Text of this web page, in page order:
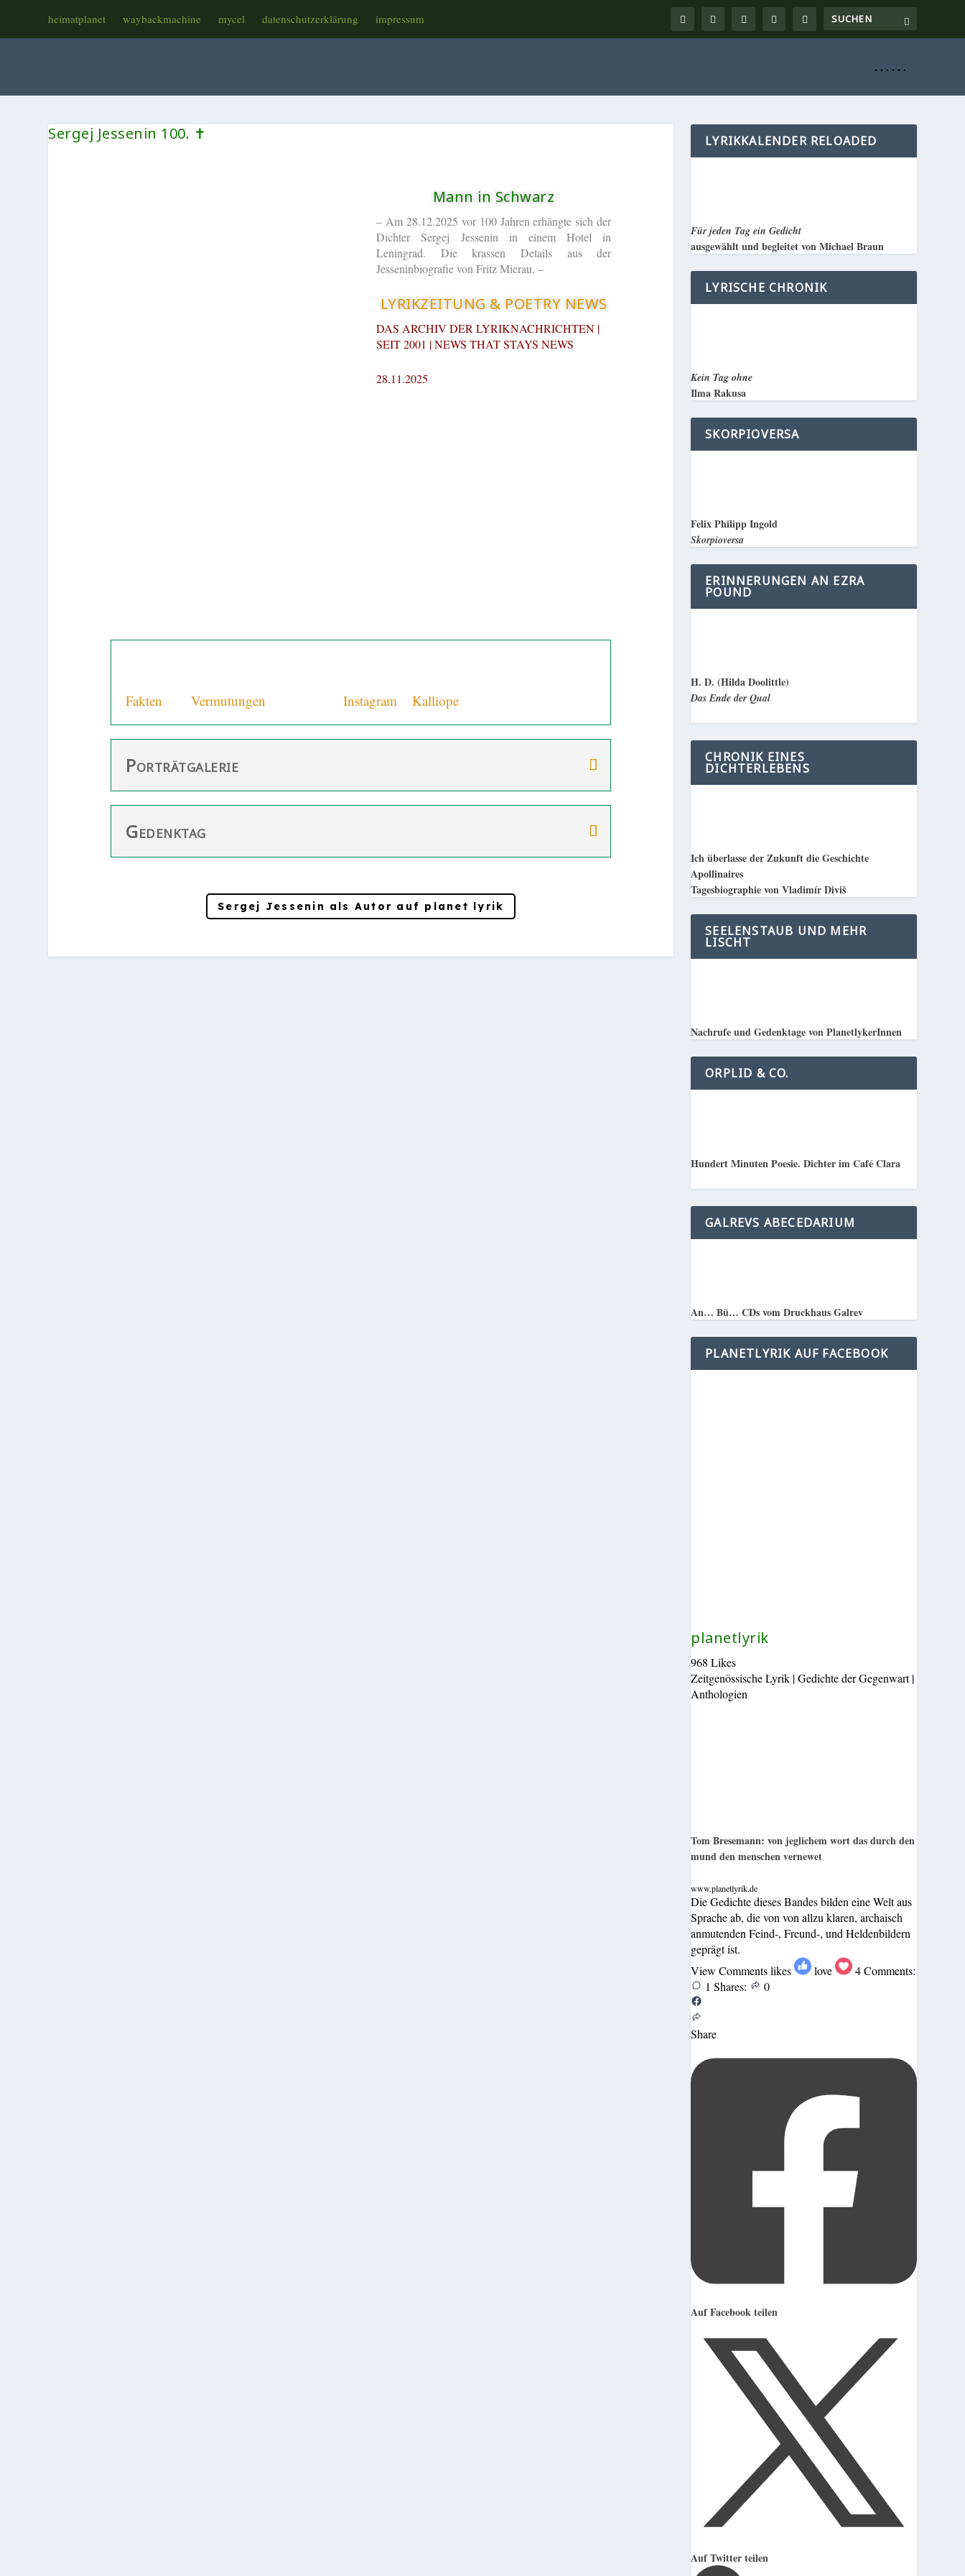
heimatplanet waybackmachine mycel datenschutzerklärung impressum
. . . . . .
Sergej Jessenin 100. ✝︎
Mann in Schwarz
– Am 28.12.2025 vor 100 Jahren erhängte sich der
Dichter Sergej Jessenin in einem Hotel in
Leningrad. Die krassen Details aus der
Jesseninbiografie von Fritz Mierau. –
LYRIKZEITUNG & POETRY NEWS
DAS ARCHIV DER LYRIKNACHRICHTEN |
SEIT 2001 | NEWS THAT STAYS NEWS
28.11.2025
Fakten undVermutungen zum Autor +Instagram +Kalliope
Porträtgalerie
Gedenktag
Sergej Jessenin als Autor auf planet lyrik
LYRIKKALENDER RELOADED
Für jeden Tag ein Gedicht
ausgewählt und begleitet von Michael Braun
LYRISCHE CHRONIK
Kein Tag ohne
Ilma Rakusa
SKORPIOVERSA
Felix Philipp Ingold
Skorpioversa
ERINNERUNGEN AN EZRA
POUND
H. D. (Hilda Doolittle)
Das Ende der Qual
CHRONIK EINES
DICHTERLEBENS
Ich überlasse der Zukunft die Geschichte
Apollinaires
Tagesbiographie von Vladimír Diviš
SEELENSTAUB UND MEHR
LISCHT
Nachrufe und Gedenktage von PlanetlykerInnen
ORPLID & CO.
Hundert Minuten Poesie. Dichter im Café Clara
GALREVS ABECEDARIUM
An… Bü… CDs vom Druckhaus Galrev
PLANETLYRIK AUF FACEBOOK
planetlyrik
968 Likes
Zeitgenössische Lyrik | Gedichte der Gegenwart |
Anthologien
Tom Bresemann: von jeglichem wort das durch den
mund den menschen vernewet
www.planetlyrik.de
Die Gedichte dieses Bandes bilden eine Welt aus
Sprache ab, die von von allzu klaren, archaisch
anmutenden Feind-, Freund-, und Heldenbildern
geprägt ist.
View Comments likes love 4 Comments:
1 Shares: 0
Share
Auf Facebook teilen
Auf Twitter teilen